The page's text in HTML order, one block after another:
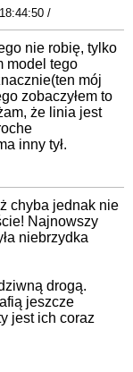
/
nie robię, tylko
model tego
mój
zobaczyłem to
że linia jest
inny tył.
chyba jednak nie
Najnowszy
niebrzydka
drogą.
jeszcze
jest ich coraz